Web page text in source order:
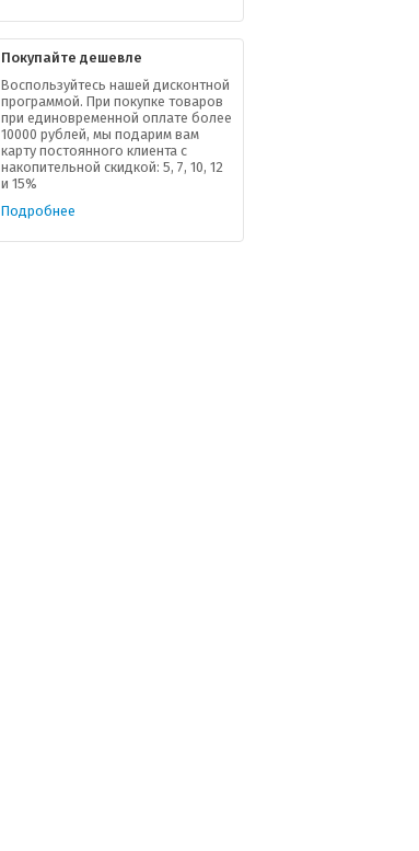
Покупайте дешевле
Воспользуйтесь нашей дисконтной
программой. При покупке товаров
при единовременной оплате более
10000 рублей, мы подарим вам
карту постоянного клиента с
накопительной скидкой: 5, 7, 10, 12
и 15%
Подробнее